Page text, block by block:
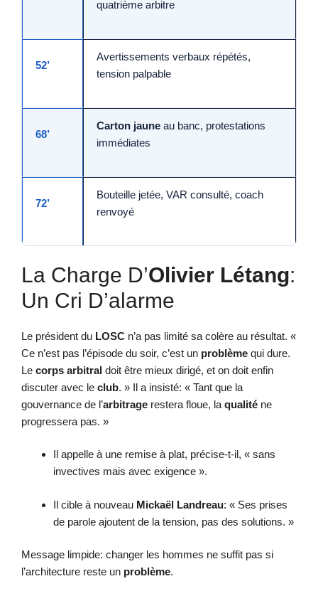
quatrième arbitre
52’
Avertissements verbaux répétés,
tension palpable
68’
Carton jaune au banc, protestations
immédiates
72’
Bouteille jetée, VAR consulté, coach
renvoyé
La Charge D’Olivier Létang:
Un Cri D’alarme
Le président du LOSC n’a pas limité sa colère au résultat. «
Ce n’est pas l’épisode du soir, c’est un problème qui dure.
Le corps arbitral doit être mieux dirigé, et on doit enfin
discuter avec le club. » Il a insisté: « Tant que la
gouvernance de l’arbitrage restera floue, la qualité ne
progressera pas. »
Il appelle à une remise à plat, précise-t-il, « sans
invectives mais avec exigence ».
Il cible à nouveau Mickaël Landreau: « Ses prises
de parole ajoutent de la tension, pas des solutions. »
Message limpide: changer les hommes ne suffit pas si
l’architecture reste un problème.